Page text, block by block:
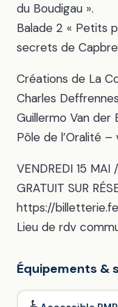
du Boudigau ».
Balade 2 « Petits
secrets de
Créations de La
Charles
Guillermo Van
Pôle de l’Oralité
VENDREDI 15
GRATUIT SUR
https://
Lieu de rdv
Équipements &